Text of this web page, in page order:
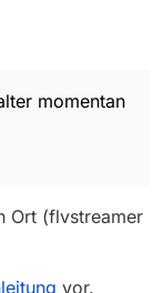
Es geht um
Trick mit dem
bei mir klappt
falls das eine
momentan
Ort (flvstreamer
vor.